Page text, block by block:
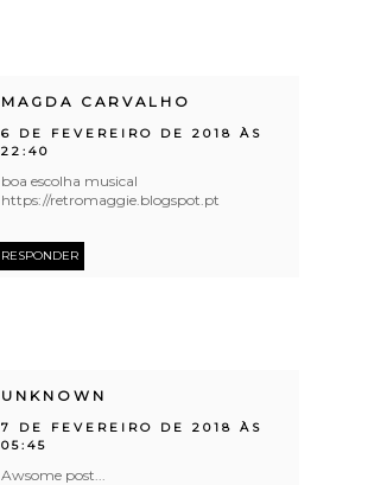
MAGDA CARVALHO
6 DE FEVEREIRO DE 2018 ÀS
22:40
boa escolha musical
https://retromaggie.blogspot.pt
RESPONDER
UNKNOWN
7 DE FEVEREIRO DE 2018 ÀS
05:45
Awsome post...